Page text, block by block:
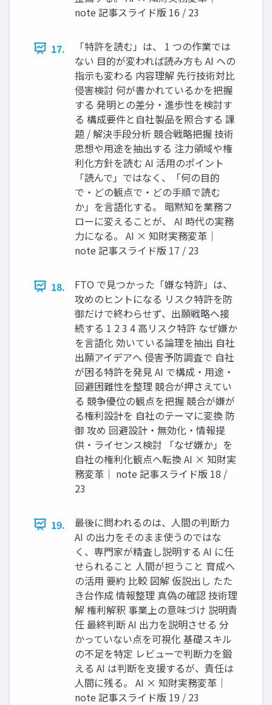
note 記事スライド版 16 / 23
17.
「特許を読む」は、 1 つの作業では
ない 目的が変われば読み方も AI への
指示も変わる 内容理解 先行技術対比
侵害検討 何が書かれているかを把握
する 発明との差分・進歩性を検討す
る 構成要件と自社製品を照合する 課
題 / 解決手段分析 競合戦略把握 技術
思想や用途を抽出する 注力領域や権
利化方針を読む AI 活用のポイント
「読んで」ではなく、「何の目的
で・どの観点で・どの手順で読む
か」を言語化する。 暗黙知を業務フ
ローに変えることが、 AI 時代の実務
力になる。 AI × 知財実務変革｜
note 記事スライド版 17 / 23
18.
FTO で見つかった「嫌な特許」は、
攻めのヒントになる リスク特許を防
御だけで終わらせず、出願戦略へ接
続する 1 2 3 4 高リスク特許 なぜ嫌か
を言語化 効いている論理を抽出 自社
出願アイデアへ 侵害予防調査で 自社
が困る特許を発見 AI で構成・用途・
回避困難性を整理 競合が押さえてい
る 競争優位の観点を把握 競合が嫌が
る権利設計を 自社のテーマに変換 防
御 攻め 回避設計・無効化・情報提
供・ライセンス検討 「なぜ嫌か」を
自社の権利化観点へ転換 AI × 知財実
務変革｜ note 記事スライド版 18 /
23
19.
最後に問われるのは、人間の判断力
AI の出力をそのまま使うのではな
く、専門家が精査し説明する AI に任
せられること 人間が担うこと 育成へ
の活用 要約 比較 図解 仮説出し たた
き台作成 情報整理 真偽の確認 技術理
解 権利解釈 事業上の意味づけ 説明責
任 最終判断 AI 出力を説明させる 分
かっていない点を可視化 基礎スキル
の不足を特定 レビューで判断力を鍛
える AI は判断を支援するが、責任は
人間に残る。 AI × 知財実務変革｜
note 記事スライド版 19 / 23